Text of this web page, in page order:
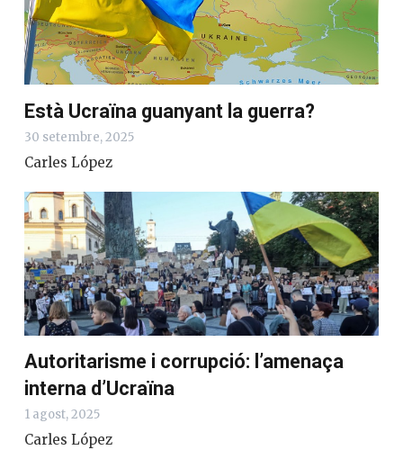
Està Ucraïna guanyant la guerra?
30 setembre, 2025
Carles López
Autoritarisme i corrupció: l’amenaça
interna d’Ucraïna
1 agost, 2025
Carles López